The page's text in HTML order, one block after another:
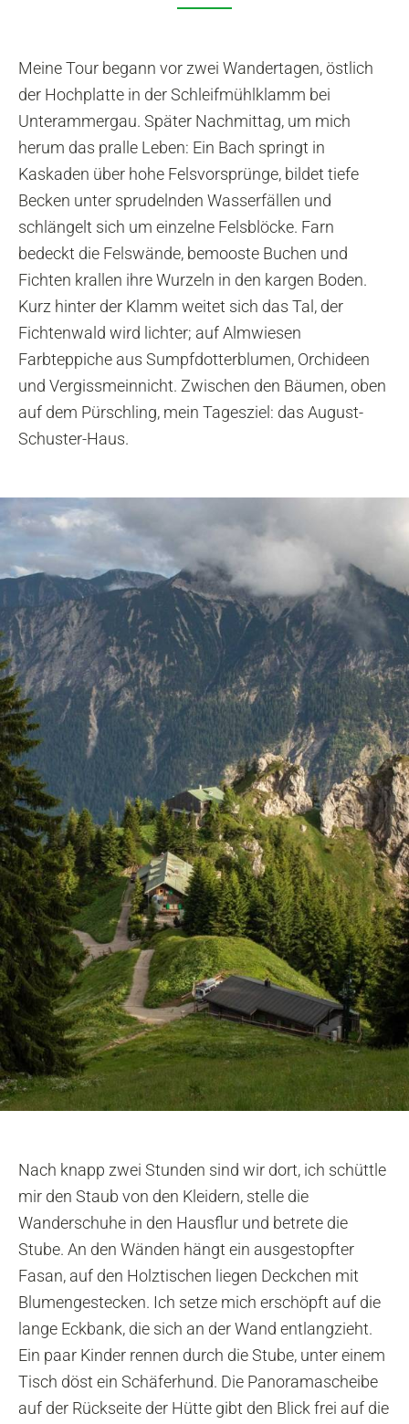
Meine Tour begann vor zwei Wandertagen, östlich
der Hochplatte in der Schleifmühlklamm bei
Unterammergau. Später Nachmittag, um mich
herum das pralle Leben: Ein Bach springt in
Kaskaden über hohe Felsvorsprünge, bildet tiefe
Becken unter sprudelnden Wasserfällen und
schlängelt sich um einzelne Felsblöcke. Farn
bedeckt die Felswände, bemooste Buchen und
Fichten krallen ihre Wurzeln in den kargen Boden.
Kurz hinter der Klamm weitet sich das Tal, der
Fichtenwald wird lichter; auf Almwiesen
Farbteppiche aus Sumpfdotterblumen, Orchideen
und Vergissmeinnicht. Zwischen den Bäumen, oben
auf dem Pürschling, mein Tagesziel: das August-
Schuster-Haus.
Nach knapp zwei Stunden sind wir dort, ich schüttle
mir den Staub von den Kleidern, stelle die
Wanderschuhe in den Hausflur und betrete die
Stube. An den Wänden hängt ein ausgestopfter
Fasan, auf den Holztischen liegen Deckchen mit
Blumengestecken. Ich setze mich erschöpft auf die
lange Eckbank, die sich an der Wand entlangzieht.
Ein paar Kinder rennen durch die Stube, unter einem
Tisch döst ein Schäferhund. Die Panoramascheibe
auf der Rückseite der Hütte gibt den Blick frei auf die